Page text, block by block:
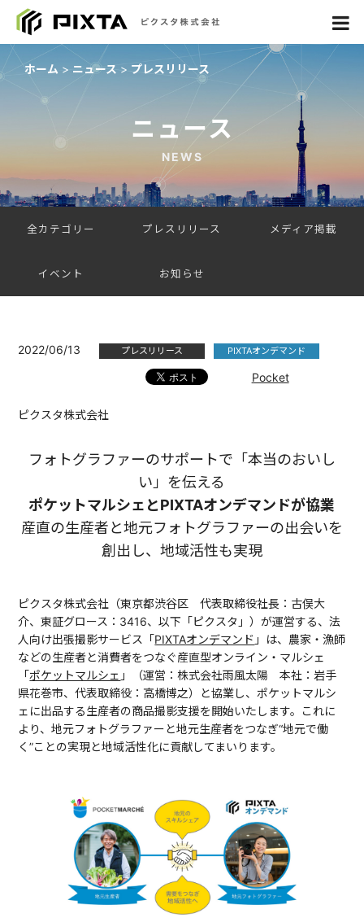
ホーム ニュース プレスリリース
ニュース
NEWS
全カテゴリー プレスリリース メディア掲載
イベント お知らせ
2022/06/13 プレスリリース PIXTAオンデマンド
Pocket
ピクスタ株式会社
フォトグラファーのサポートで「本当のおいし
い」を伝える
ポケットマルシェとPIXTAオンデマンドが協業
産直の生産者と地元フォトグラファーの出会いを
創出し、地域活性も実現
ピクスタ株式会社（東京都渋谷区 代表取締役社長：古俣大
介、東証グロース：3416、以下「ピクスタ」）が運営する、法
人向け出張撮影サービス「PIXTAオンデマンド 」は、農家・漁師
などの生産者と消費者をつなぐ産直型オンライン・マルシェ
「ポケットマルシェ 」（運営：株式会社雨風太陽 本社：岩手
県花巻市、代表取締役：高橋博之）と協業し、ポケットマルシ
ェに出品する生産者の商品撮影支援を開始いたします。これに
より、地元フォトグラファーと地元生産者をつなぎ“地元で働
く”ことの実現と地域活性化に貢献してまいります。